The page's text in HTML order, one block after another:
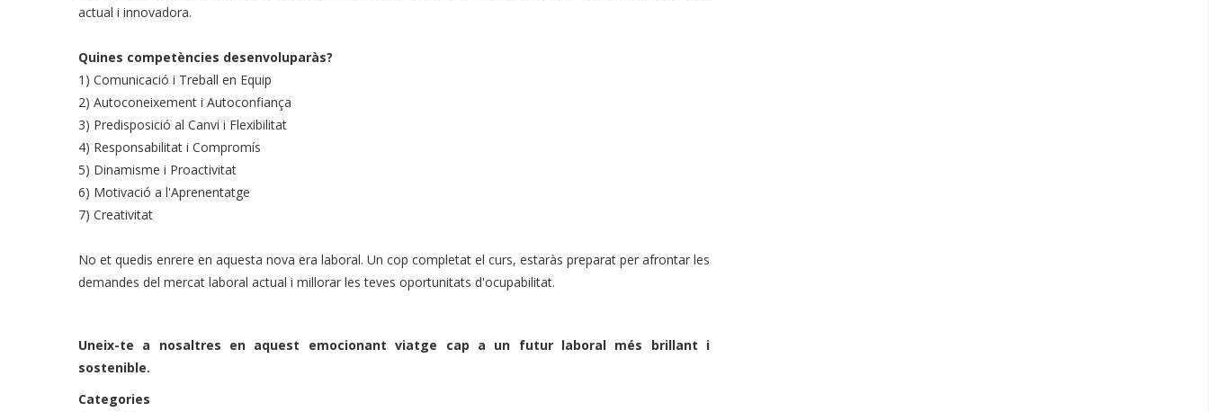
actual i innovadora.
Quines competències desenvoluparàs?
1) Comunicació i Treball en Equip
2) Autoconeixement i Autoconfiança
3) Predisposició al Canvi i Flexibilitat
4) Responsabilitat i Compromís
5) Dinamisme i Proactivitat
6) Motivació a l'Aprenentatge
7) Creativitat
No et quedis enrere en aquesta nova era laboral. Un cop completat el curs, estaràs preparat per afrontar les
demandes del mercat laboral actual i millorar les teves oportunitats d'ocupabilitat.
Uneix-te a nosaltres en aquest emocionant viatge cap a un futur laboral més brillant i
sostenible.
Categories